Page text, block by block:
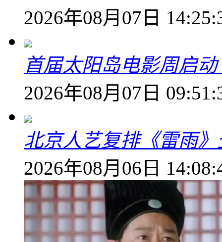
2026年08月07日
首届太阳岛电影周启
2026年08月07日
北京人艺复排《雷雨》
2026年08月06日